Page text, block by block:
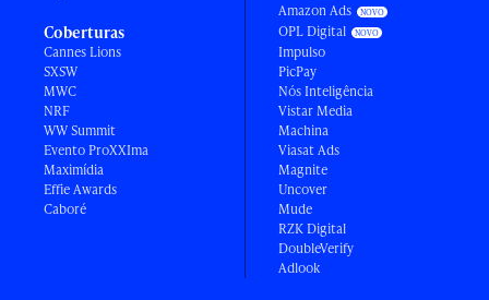
Coberturas
Cannes Lions
SXSW
MWC
NRF
WW Summit
Evento ProXXIma
Maximídia
Effie Awards
Caboré
Amazon Ads
OPL Digital
Impulso
PicPay
Nós Inteligência
Vistar Media
Machina
Viasat Ads
Magnite
Uncover
Mude
RZK Digital
DoubleVerify
Adlook